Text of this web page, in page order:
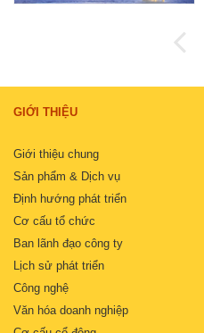
GIỚI THIỆU
Giới thiệu chung
Sản phẩm & Dịch vụ
Định hướng phát triển
Cơ cấu tổ chức
Ban lãnh đạo công ty
Lịch sử phát triển
Công nghệ
Văn hóa doanh nghiệp